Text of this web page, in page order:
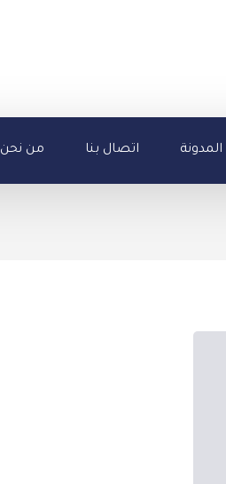
المدونة اتصال بنا من نحن